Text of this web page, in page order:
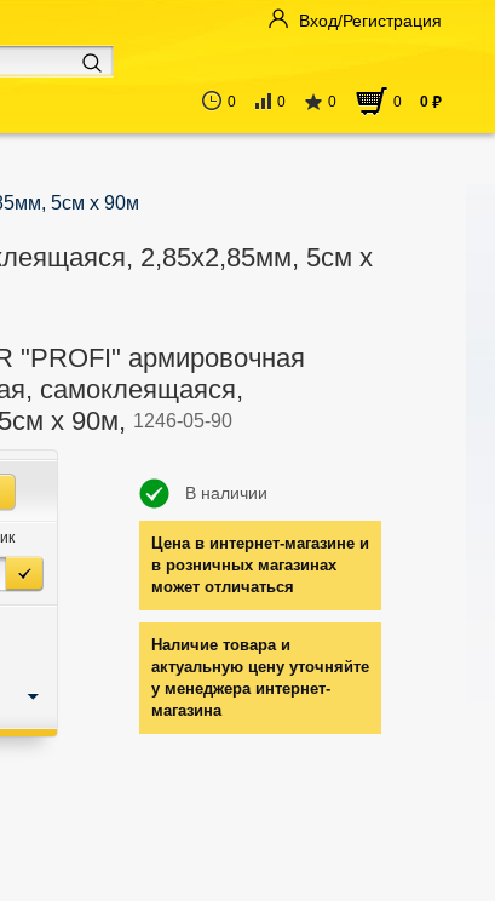
Вход/Регистрация
0 0 0 0 0 руб
5см х 90м
2,85х2,85мм, 5см х
"PROFI" армировочная
самоклеящаяся,
х 90м, 1246-05-90
В наличии
Цена в интернет-магазине и
в розничных магазинах
может отличаться
Наличие товара и
актуальную цену уточняйте
у менеджера интернет-
магазина